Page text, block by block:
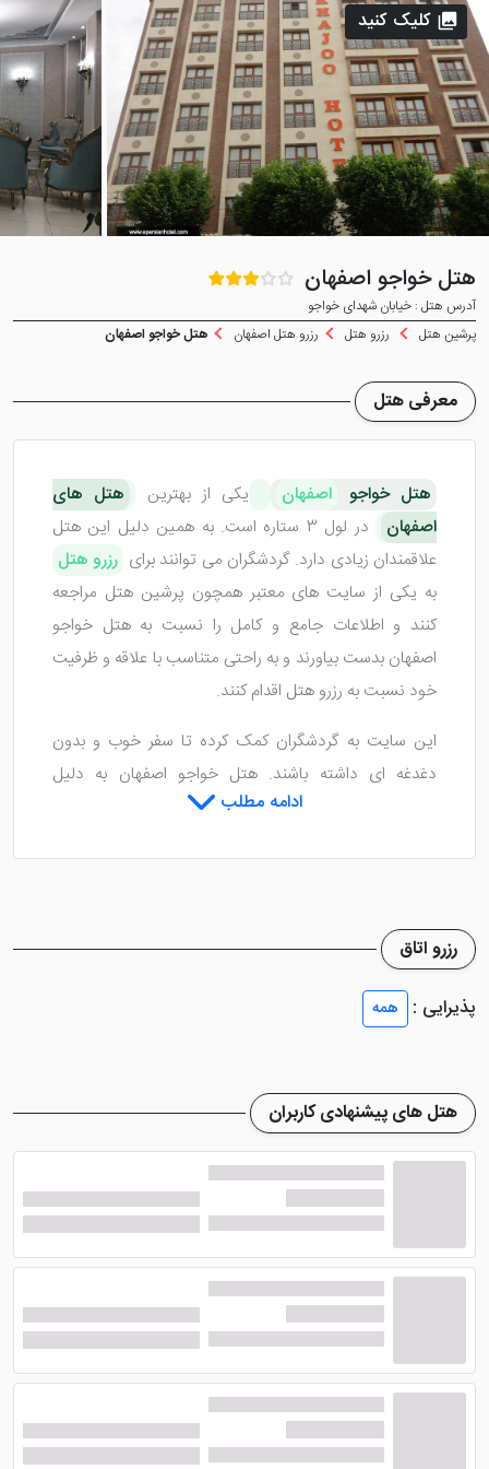
هتل خواجو اصفهان
آدرس هتل : خیابان شهدای خواجو
پرشین هتل
رزرو هتل رزرو هتل اصفهان هتل خواجو اصفهان
کلیک کنید
معرفی هتل
هتل خواجو اصفهان یکی از بهترین
هتل های
اصفهان
در لول 3 ستاره است. به همین دلیل این هتل
علاقمندان زیادی دارد. گردشگران می توانند برای رزرو هتل
به یکی از سایت های معتبر همچون پرشین هتل مراجعه
کنند و اطلاعات جامع و کامل را نسبت به هتل خواجو
اصفهان بدست بیاورند و به راحتی متناسب با علاقه و ظرفیت
خود نسبت به رزرو هتل اقدام کنند.
این سایت به گردشگران کمک کرده تا سفر خوب و بدون
دغدغه ای داشته باشند. هتل خواجو اصفهان به دلیل
چیدمان لوکس اتاق ها سبب شده تا رضایت میهمانان خود
اتاق های هتل خواجو اصفهان
اتاق درون این طبقات پراکنده شده اند. تمامی اتاق های این
هتل بسیار تمیز هستند و به امکانات رفاهی بسیار خوبی
مجهز می باشند. از امکانات داخل اتاق ها می توان به
سرویس بهداشتی، حمام، تلفن، دمپایی و ... اشاره نمود.تمام
این اتاق ها به دلیل دیزاین شیک و تمیزی که دارند باعث
شده تا متناسب با سلیقه ی بیشتر گردشگران باشد.
اتاق دو تخته دابل( تخت دونفره استاندارد و تمیز، ظرفیت
یک نفر اضافه، نوردهی خوب و ...)، دو تخته تویین( دو
تخت یک نفره راحت، مبلمان شیک، صندوق امانات، سشوار،
سرویس فرنگی، چای ساز و ...) و اتاق های سه تخته( یک
تخت دابل و یک تخت سینگل، تلویزیون، یخچال، کمد
ادامه مطلب
رزرو اتاق
پذیرایی :
همه
هتل های پیشنهادی کاربران